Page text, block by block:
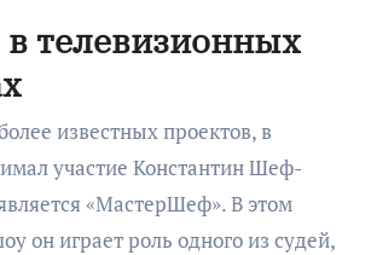
в телевизионных
известных проектов, в
участие Константин Шеф-
«МастерШеф». В этом
он играет роль одного из судей,